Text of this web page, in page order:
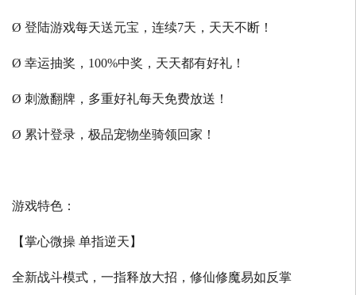
Ø 登陆游戏每天送元宝，连续7天，天天不断！
Ø 幸运抽奖，100%中奖，天天都有好礼！
Ø 刺激翻牌，多重好礼每天免费放送！
Ø 累计登录，极品宠物坐骑领回家！
游戏特色：
【掌心微操 单指逆天】
全新战斗模式，一指释放大招，修仙修魔易如反掌